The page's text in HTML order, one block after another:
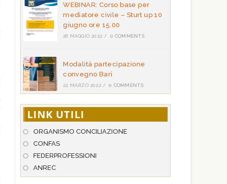
WEBINAR: Corso base per
mediatore civile – Sturt up 10
giugno ore 15.00
26 MAGGIO 2022 / 0 COMMENTS
Modalità partecipazione
convegno Bari
22 MARZO 2022 / 0 COMMENTS
LINK UTILI
ORGANISMO CONCILIAZIONE
CONFAS
FEDERPROFESSIONI
ANREC